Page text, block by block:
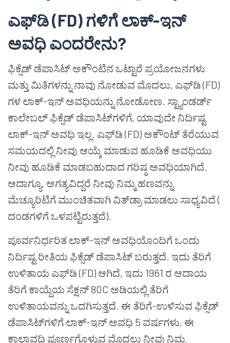
ಎಫ್‌ಡಿ (FD) ಗಳಿಗೆ ಲಾಕ್-ಇನ್
ಅವಧಿ ಎಂದರೇನು?
ಫಿಕ್ಸೆಡ್ ಡೆಪಾಸಿಟ್ ಅಕೌಂಟಿನ ಒಟ್ಟಾರೆ ಪ್ರಯೋಜನಗಳು
ಮತ್ತು ಮಿತಿಗಳನ್ನು ನಾವು ನೋಡುವ ಮೊದಲು, ಎಫ್‌ಡಿ (FD)
ಗಳ ಲಾಕ್-ಇನ್ ಅವಧಿಯನ್ನು ನೋಡೋಣ. ಸ್ಟ್ಯಾಂಡರ್ಡ್
ಕಾಲೇಬಲ್ ಫಿಕ್ಸೆಡ್ ಡೆಪಾಸಿಟ್‌ಗಳಿಗೆ, ಯಾವುದೇ ನಿರ್ದಿಷ್ಟ
ಲಾಕ್-ಇನ್ ಅವಧಿ ಇಲ್ಲ. ಎಫ್‌ಡಿ (FD) ಅಕೌಂಟ್ ತೆರೆಯುವ
ಸಮಯದಲ್ಲಿ ನೀವು ಆಯ್ಕೆ ಮಾಡುವ ಹೂಡಿಕೆ ಅವಧಿಯು
ನೀವು ಹೂಡಿಕೆ ಮಾಡಬಹುದಾದ ಗರಿಷ್ಠ ಅವಧಿಯಾಗಿದೆ.
ಆದಾಗ್ಯೂ, ಅಗತ್ಯವಿದ್ದರೆ ನೀವು ನಿಮ್ಮ ಹಣವನ್ನು
ಮೆಚ್ಯೂರಿಟಿಗೆ ಮುಂಚಿತವಾಗಿ ವಿತ್‌ಡ್ರಾ ಮಾಡಲು ಸಾಧ್ಯವಿದೆ (
ದಂಡಗಳಿಗೆ ಒಳಪಟ್ಟಿರುತ್ತದೆ).
ಪೂರ್ವನಿರ್ಧರಿತ ಲಾಕ್-ಇನ್ ಅವಧಿಯೊಂದಿಗೆ ಒಂದು
ನಿರ್ದಿಷ್ಟ ರೀತಿಯ ಫಿಕ್ಸೆಡ್ ಡೆಪಾಸಿಟ್ ಬರುತ್ತದೆ. ಇದು ತೆರಿಗೆ
ಉಳಿತಾಯ ಎಫ್‌ಡಿ (FD) ಆಗಿದೆ, ಇದು 1961 ರ ಆದಾಯ
ತೆರಿಗೆ ಕಾಯ್ದೆಯ ಸೆಕ್ಷನ್ 80C ಅಡಿಯಲ್ಲಿ ತೆರಿಗೆ
ಉಳಿತಾಯವನ್ನು ಒದಗಿಸುತ್ತದೆ. ಈ ತೆರಿಗೆ-ಉಳಿಸುವ ಫಿಕ್ಸೆಡ್
ಡೆಪಾಸಿಟ್‌ಗಳಿಗೆ ಲಾಕ್-ಇನ್ ಅವಧಿ 5 ವರ್ಷಗಳು. ಈ
ಕಾಲಾವಧಿ ಪೂರ್ಣಗೊಳ್ಳುವ ಮೊದಲು ನೀವು ನಿಮ್ಮ